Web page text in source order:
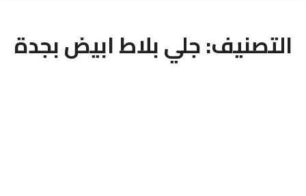
التصنيف:جلي بلاط ابيض بجدة